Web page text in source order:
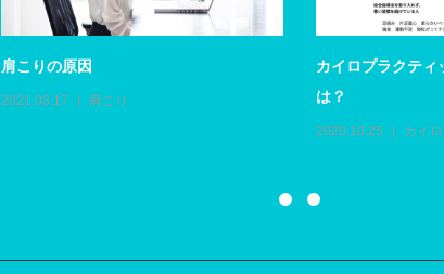
肩こりの原因
2021.03.17 肩こり
カイロプラクティ
は？
2020.10.25 カイ